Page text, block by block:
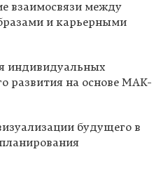
взаимосвязи между
и карьерными
индивидуальных
развития на основе МАК-
будущего в